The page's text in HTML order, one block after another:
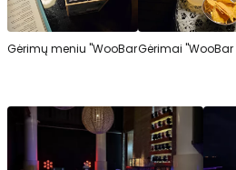
Gėrimų meniu "WooBarGėrimai "WooBar